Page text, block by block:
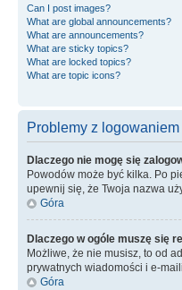
Can I post images?
What are global announcements?
What are announcements?
What are sticky topics?
What are locked topics?
What are topic icons?
Problemy z
Dlaczego nie mogę się
Powodów może być kilka. Po
upewnij się, że Twoja nazwa
Góra
Dlaczego w ogóle muszę się
Możliwe, że nie musisz, to od
prywatnych wiadomości i e-
Góra